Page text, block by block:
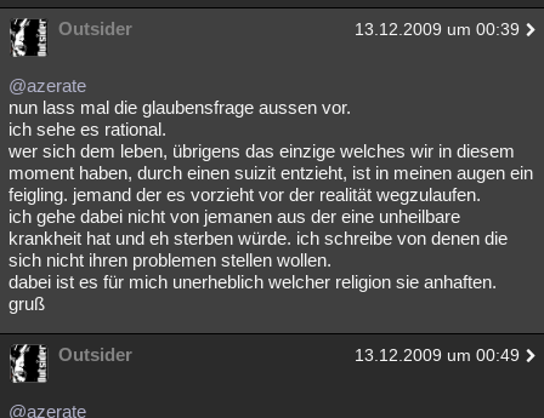
Outsider 13.12.2009 um 00:39
@azerate
nun lass mal die glaubensfrage aussen vor.
ich sehe es rational.
wer sich dem leben, übrigens das einzige welches wir in diesem
moment haben, durch einen suizit entzieht, ist in meinen augen ein
feigling. jemand der es vorzieht vor der realität wegzulaufen.
ich gehe dabei nicht von jemanen aus der eine unheilbare
krankheit hat und eh sterben würde. ich schreibe von denen die
sich nicht ihren problemen stellen wollen.
dabei ist es für mich unerheblich welcher religion sie anhaften.
gruß
Outsider 13.12.2009 um 00:49
@azerate